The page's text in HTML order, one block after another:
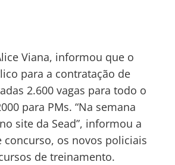
Viana, informou que o
para a contratação de
2.600 vagas para todo o
para PMs. “Na semana
site da Sead”, informou a
os novos policiais
de treinamento.